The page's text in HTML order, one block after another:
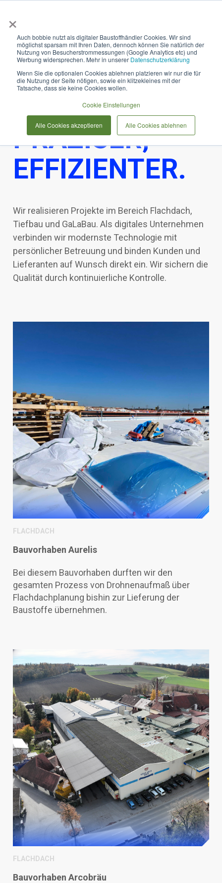
×
Auch bobbie nutzt als digitaler Baustoffhändler Cookies. Wir sind
möglichst sparsam mit Ihren Daten, dennoch können Sie natürlich der
Nutzung von Besucherstrommessungen (Google Analytics etc) und
Werbung widersprechen. Mehr in unserer Datenschutzerklärung
Wenn Sie die optionalen Cookies ablehnen platzieren wir nur die für
die Nutzung der Seite nötigen, sowie ein klitzekleines mit der
Tatsache, dass sie keine Cookies wollen.
Cookie Einstellungen
Alle Cookies akzeptieren Alle Cookies ablehnen
SCHNELLER,
PRÄZISER,
EFFIZIENTER.
Wir realisieren Projekte im Bereich Flachdach,
Tiefbau und GaLaBau. Als digitales Unternehmen
verbinden wir modernste Technologie mit
persönlicher Betreuung und binden Kunden und
Lieferanten auf Wunsch direkt ein. Wir sichern die
Qualität durch kontinuierliche Kontrolle.
FLACHDACH
Bauvorhaben Aurelis
Bei diesem Bauvorhaben durften wir den
gesamten Prozess von Drohnenaufmaß über
Flachdachplanung bishin zur Lieferung der
Baustoffe übernehmen.
FLACHDACH
Bauvorhaben Arcobräu